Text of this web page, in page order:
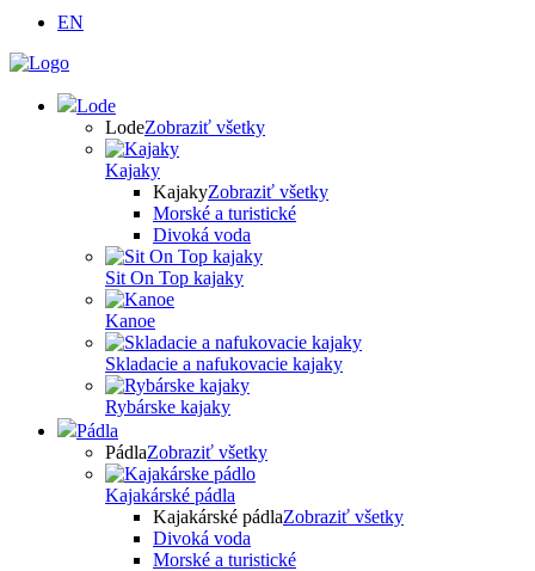
EN
Lode
LodeZobraziť všetky
Kajaky
KajakyZobraziť všetky
Morské a turistické
Divoká voda
Sit On Top kajaky
Kanoe
Skladacie a nafukovacie kajaky
Rybárske kajaky
Pádla
PádlaZobraziť všetky
Kajakárské pádla
Kajakárské pádlaZobraziť všetky
Divoká voda
Morské a turistické